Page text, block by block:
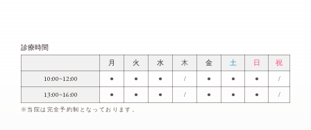
診療時間
月
火 水 木 金 土 日 祝
10:00~12:00 ● ● ● / ● ● ● /
13:00~16:00 ● ● ● / ● ● ● /
※当院は完全予約制となっております。